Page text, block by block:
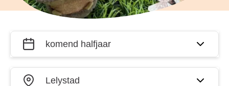
Filter
activiteiten
op datum
en plaats
Wanneer?
Waar?